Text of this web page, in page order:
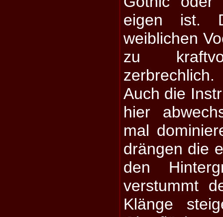
eigen ist.
weiblichen
zu
zerbrechlich.
Auch die
hier
mal
drängen die
den
verstummt
Klänge